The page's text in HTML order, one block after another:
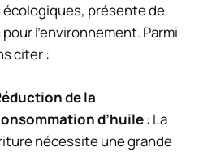
présente de
l’environnement. Parmi
citer :
de la
d’huile: La
nécessite une grande